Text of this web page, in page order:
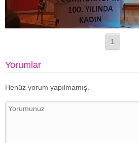
1
Yorumlar
Henüz yorum yapılmamış.